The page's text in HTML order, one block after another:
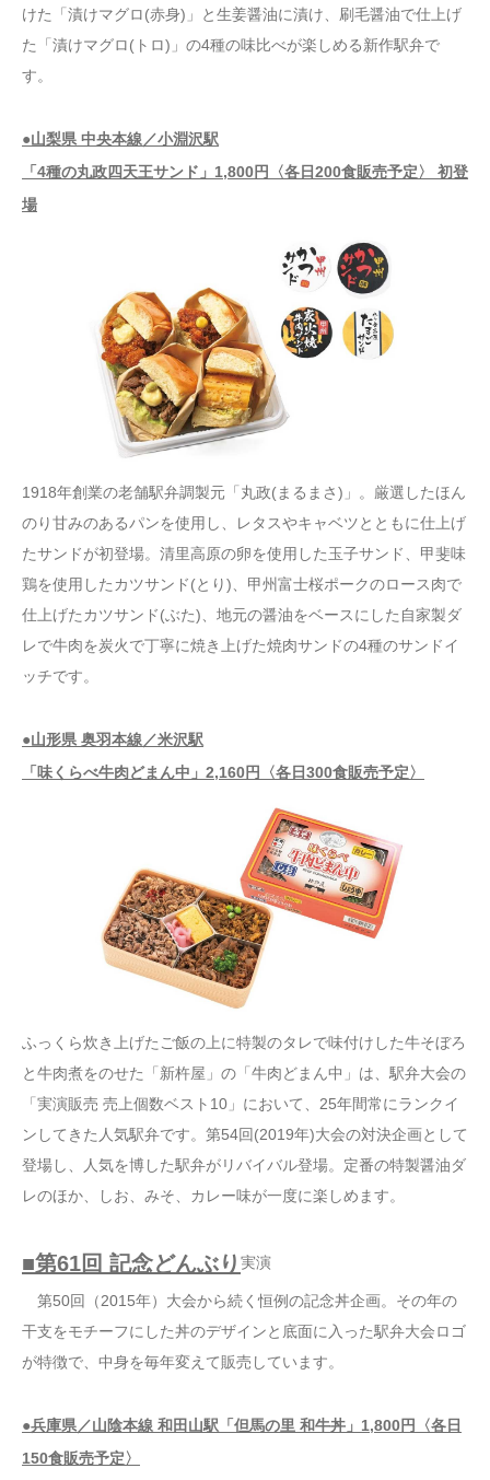
けた「漬けマグロ(赤身)」と生姜醤油に漬け、刷毛醤油で仕上げ
た「漬けマグロ(トロ)」の4種の味比べが楽しめる新作駅弁で
す。
●山梨県 中央本線／小淵沢駅
「4種の丸政四天王サンド」1,800円〈各日200食販売予定〉 初登
場
1918年創業の老舗駅弁調製元「丸政(まるまさ)」。厳選したほん
のり甘みのあるパンを使用し、レタスやキャベツとともに仕上げ
たサンドが初登場。清里高原の卵を使用した玉子サンド、甲斐味
鶏を使用したカツサンド(とり)、甲州富士桜ポークのロース肉で
仕上げたカツサンド(ぶた)、地元の醤油をベースにした自家製ダ
レで牛肉を炭火で丁寧に焼き上げた焼肉サンドの4種のサンドイ
ッチです。
●山形県 奥羽本線／米沢駅
「味くらべ牛肉どまん中」2,160円〈各日300食販売予定〉
ふっくら炊き上げたご飯の上に特製のタレで味付けした牛そぼろ
と牛肉煮をのせた「新杵屋」の「牛肉どまん中」は、駅弁大会の
「実演販売 売上個数ベスト10」において、25年間常にランクイ
ンしてきた人気駅弁です。第54回(2019年)大会の対決企画として
登場し、人気を博した駅弁がリバイバル登場。定番の特製醤油ダ
レのほか、しお、みそ、カレー味が一度に楽しめます。
■第61回 記念どんぶり 実演
第50回（2015年）大会から続く恒例の記念丼企画。その年の
干支をモチーフにした丼のデザインと底面に入った駅弁大会ロゴ
が特徴で、中身を毎年変えて販売しています。
●兵庫県／山陰本線 和田山駅「但馬の里 和牛丼」1,800円〈各日
150食販売予定〉